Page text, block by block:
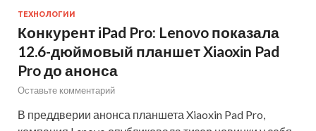
ТЕХНОЛОГИИ
Конкурент iPad Pro: Lenovo показала
12.6-дюймовый планшет Xiaoxin Pad
Pro до анонса
Оставьте комментарий
В преддверии анонса планшета Xiaoxin Pad Pro,